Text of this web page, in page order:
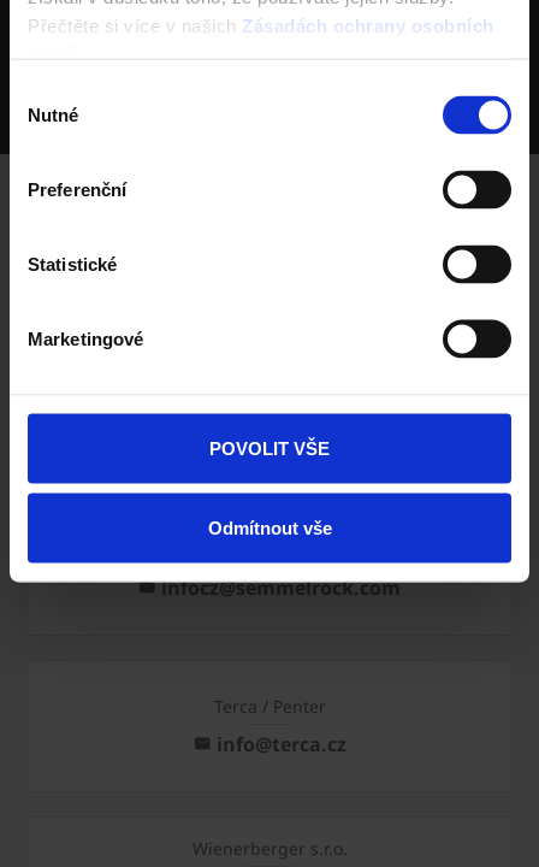
Přečtěte si více v našich Zásadách ochrany osobních
souhlasu
Nutné
Preferenční
Statistické
Marketingové
POVOLIT VŠE
Odmítnout vše
wienerberger skupina je největší světový výrobce
info@tondach.cz
infocz@semmelrock.com
Terca / Penter
info@terca.cz
Wienerberger s.r.o.